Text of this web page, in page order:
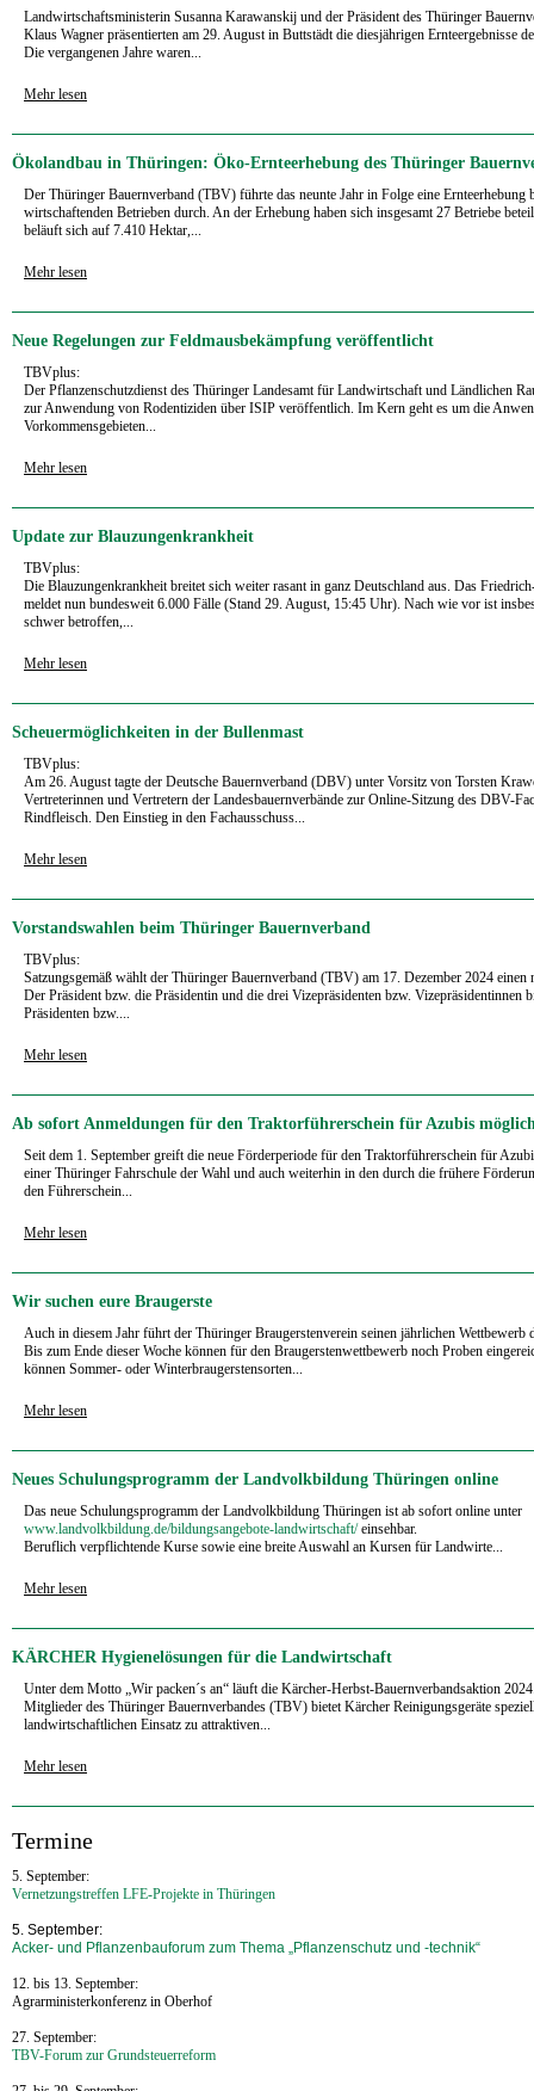
Landwirtschaftsministerin Susanna Karawanskij und der Präsident des Thüringer
Klaus Wagner präsentierten am 29. August in Buttstädt die diesjährigen Ernteergebnisse
Die vergangenen Jahre waren...
Mehr lesen
Ökolandbau in Thüringen: Öko-Ernteerhebung des Thüringer
Der Thüringer Bauernverband (TBV) führte das neunte Jahr in Folge eine Ernteerhebung
wirtschaftenden Betrieben durch. An der Erhebung haben sich insgesamt 27 Betriebe
beläuft sich auf 7.410 Hektar,...
Mehr lesen
Neue Regelungen zur Feldmausbekämpfung veröffentlicht
TBVplus:
Der Pflanzenschutzdienst des Thüringer Landesamt für Landwirtschaft und Ländlichen
zur Anwendung von Rodentiziden über ISIP veröffentlich. Im Kern geht es um die
Vorkommensgebieten...
Mehr lesen
Update zur Blauzungenkrankheit
TBVplus:
Die Blauzungenkrankheit breitet sich weiter rasant in ganz Deutschland aus. Das
meldet nun bundesweit 6.000 Fälle (Stand 29. August, 15:45 Uhr). Nach wie vor ist
schwer betroffen,...
Mehr lesen
Scheuermöglichkeiten in der Bullenmast
TBVplus:
Am 26. August tagte der Deutsche Bauernverband (DBV) unter Vorsitz von Torsten
Vertreterinnen und Vertretern der Landesbauernverbände zur Online-Sitzung des DBV-
Rindfleisch. Den Einstieg in den Fachausschuss...
Mehr lesen
Vorstandswahlen beim Thüringer Bauernverband
TBVplus:
Satzungsgemäß wählt der Thüringer Bauernverband (TBV) am 17. Dezember 2024 einen
Der Präsident bzw. die Präsidentin und die drei Vizepräsidenten bzw. Vizepräsidentinnen
Präsidenten bzw....
Mehr lesen
Ab sofort Anmeldungen für den Traktorführerschein für Azubis
Seit dem 1. September greift die neue Förderperiode für den Traktorführerschein für
einer Thüringer Fahrschule der Wahl und auch weiterhin in den durch die frühere
den Führerschein...
Mehr lesen
Wir suchen eure Braugerste
Auch in diesem Jahr führt der Thüringer Braugerstenverein seinen jährlichen Wettbewerb
Bis zum Ende dieser Woche können für den Braugerstenwettbewerb noch Proben
können Sommer- oder Winterbraugerstensorten...
Mehr lesen
Neues Schulungsprogramm der Landvolkbildung Thüringen online
Das neue Schulungsprogramm der Landvolkbildung Thüringen ist ab sofort online unter
www.landvolkbildung.de/bildungsangebote-landwirtschaft/ einsehbar.
Beruflich verpflichtende Kurse sowie eine breite Auswahl an Kursen für Landwirte...
Mehr lesen
KÄRCHER Hygienelösungen für die Landwirtschaft
Unter dem Motto „Wir packen´s an“ läuft die Kärcher-Herbst-Bauernverbandsaktion
Mitglieder des Thüringer Bauernverbandes (TBV) bietet Kärcher Reinigungsgeräte
landwirtschaftlichen Einsatz zu attraktiven...
Mehr lesen
‍Termine
5. September:
Vernetzungstreffen LFE-Projekte in Thüringen
5. September:
Acker- und Pflanzenbauforum zum Thema „Pflanzenschutz und -technik“
12. bis 13. September:
Agrarministerkonferenz in Oberhof
27. September:
TBV-Forum zur Grundsteuerreform